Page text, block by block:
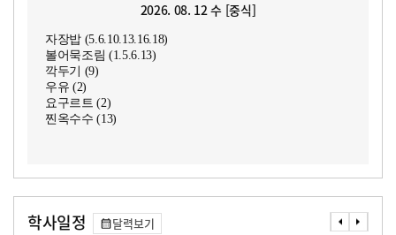
2026. 08. 12 수 [중식]
자장밥 (5.6.10.13.16.18)
볼어묵조림 (1.5.6.13)
깍두기 (9)
우유 (2)
요구르트 (2)
찐옥수수 (13)
학사일정 달력보기